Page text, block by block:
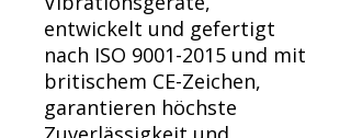
entwickelt und gefertigt
nach ISO 9001-2015 und mit
britischem CE-Zeichen,
garantieren höchste